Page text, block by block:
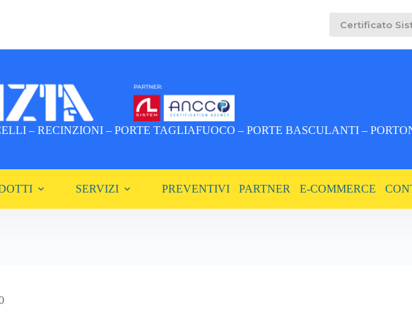
Certificato
– RECINZIONI – PORTE TAGLIAFUOCO – PORTE BASCULANTI –
SERVIZI PREVENTIVI PARTNER E-COMMERCE